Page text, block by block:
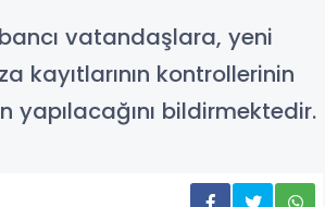
vatandaşlara, yeni
kayıtlarının kontrollerinin
yapılacağını bildirmektedir.